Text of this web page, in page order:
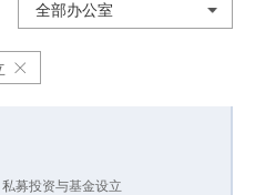
全部办公室
募投资与基金设立